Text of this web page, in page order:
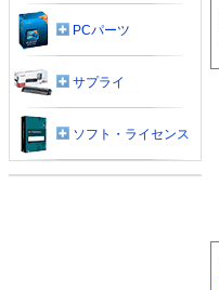
PCパーツ
サプライ
ソフト・ライセンス